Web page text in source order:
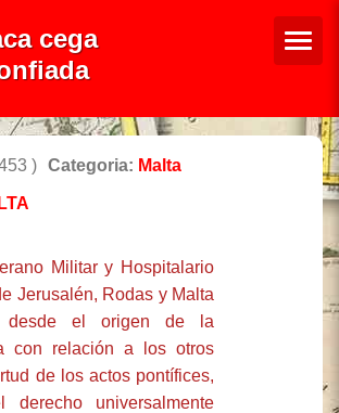
cega
) Categoria: Malta
Militar y Hospitalario
Jerusalén, Rodas y Malta
desde el origen de la
con relación a los otros
de los actos pontífices,
universalmente